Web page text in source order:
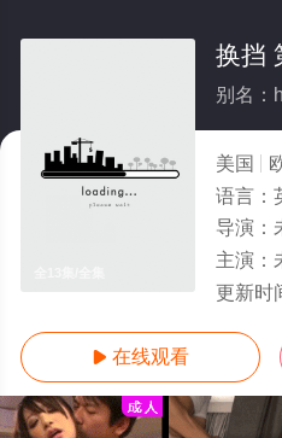
换挡
别名：
美国
语言：
导演：
主演：
更新时
 在线观看